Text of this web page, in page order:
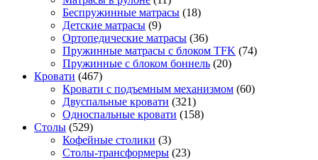
Беспружинные матрасы (18)
Детские матрасы (9)
Ортопедические матрасы (36)
Пружинные матрасы с блоком TFK (74)
Пружинные с блоком боннель (20)
Кровати (467)
Кровати с подъемным механизмом (60)
Двуспальные кровати (321)
Односпальные кровати (158)
Столы (529)
Кофейные столики (3)
Столы-трансформеры (23)